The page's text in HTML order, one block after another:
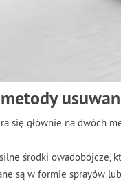
się głównie na dwóch
środki owadobójcze,
są w formie sprayów